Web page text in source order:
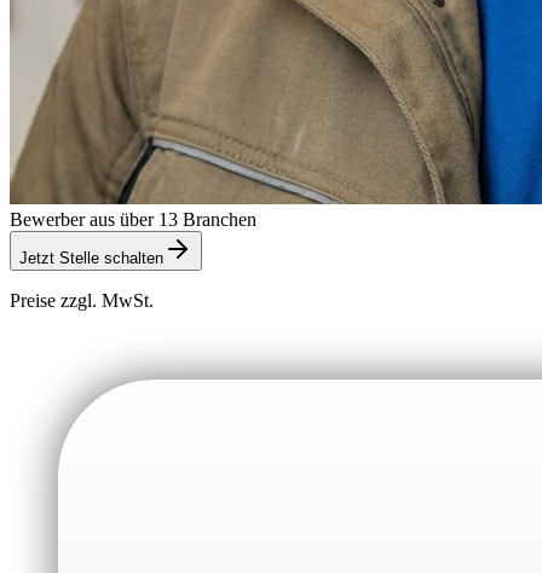
Bewerber aus über 13 Branchen
Jetzt Stelle schalten
Preise zzgl. MwSt.